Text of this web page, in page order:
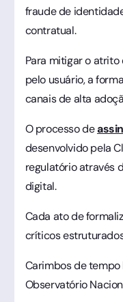
fraude de
contratual.
Para mitigar o
pelo usuário, a
canais de alta
O processo de
desenvolvido pela
regulatório através
digital.
Cada ato de
críticos
Carimbos de
Observatório